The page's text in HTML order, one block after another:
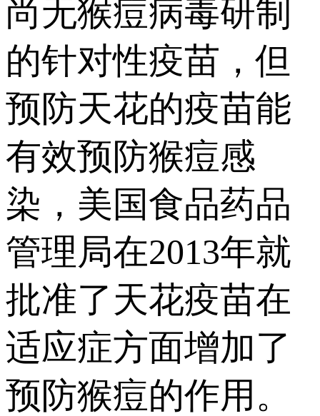
尚无猴痘病毒研制
的针对性疫苗，但
预防天花的疫苗能
有效预防猴痘感
染，美国食品药品
管理局在2013年就
批准了天花疫苗在
适应症方面增加了
预防猴痘的作用。